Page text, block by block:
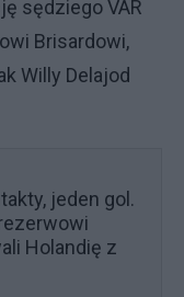
sędziego VAR
Brisardowi,
Willy Delajod
jeden gol.
Holandię z